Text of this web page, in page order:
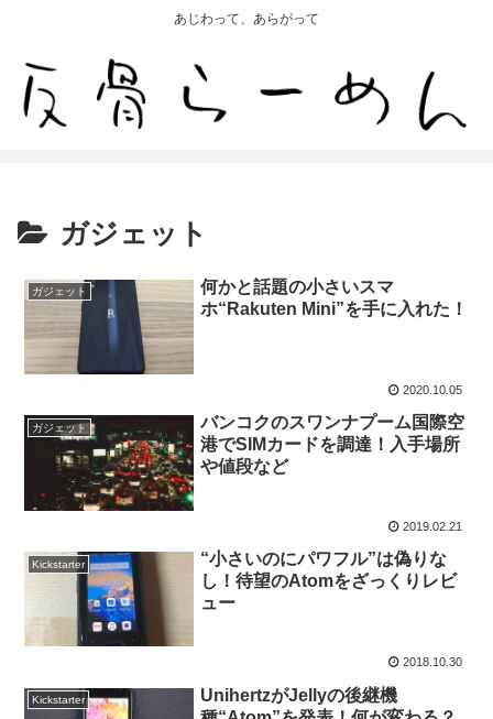
あじわって、あらがって
ガジェット
ガジェット
何かと話題の小さいスマ
ホ“Rakuten Mini”を手に入れた！
2020.10.05
ガジェット
バンコクのスワンナプーム国際空
港でSIMカードを調達！入手場所
や値段など
2019.02.21
Kickstarter
“小さいのにパワフル”は偽りな
し！待望のAtomをざっくりレビ
ュー
2018.10.30
Kickstarter
UnihertzがJellyの後継機